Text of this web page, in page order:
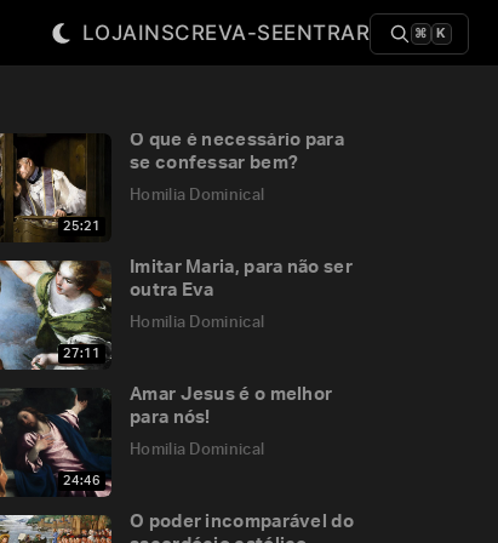
LOJAINSCREVA-SEENTRAR ⌘ K
25:21
O que é necessário para
se confessar bem?
Homilia Dominical
27:11
Imitar Maria, para não ser
outra Eva
Homilia Dominical
24:46
Amar Jesus é o melhor
para nós!
Homilia Dominical
O poder incomparável do